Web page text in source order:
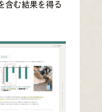
含む結果を得る